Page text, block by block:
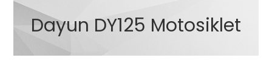
Dayun DY125 Motosiklet